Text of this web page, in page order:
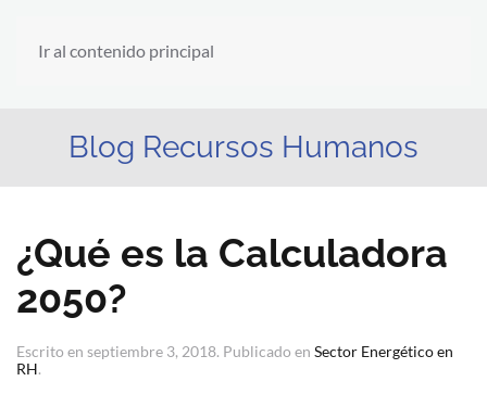
Ir al contenido principal
Blog Recursos Humanos
¿Qué es la Calculadora
2050?
Escrito en septiembre 3, 2018. Publicado en Sector Energético en
RH.